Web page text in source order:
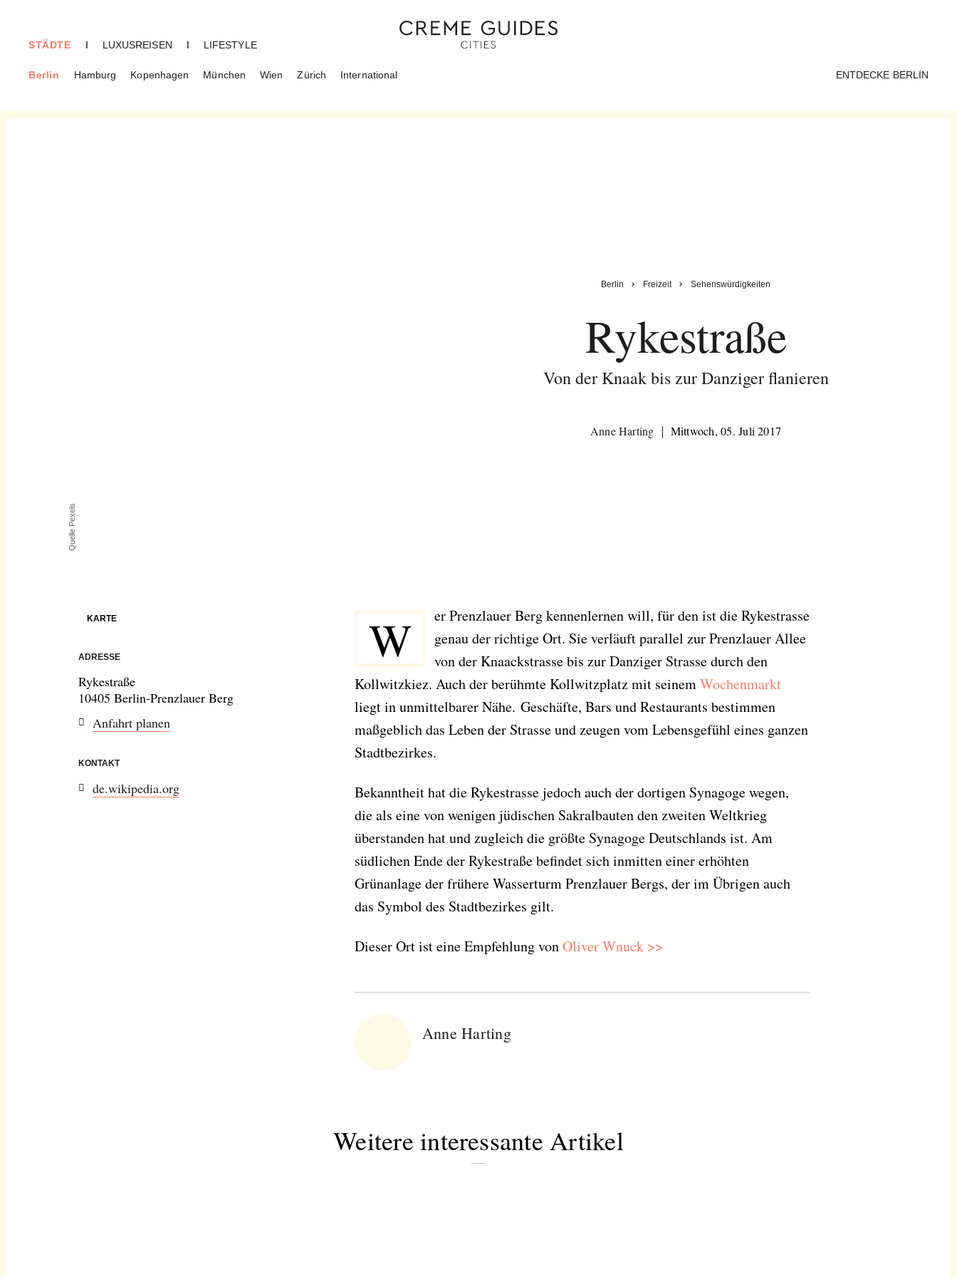
STÄDTE
Berlin Hamburg Kopenhagen München Wien Zürich International
I LUXUSREISEN I LIFESTYLE
ENTDECKE BERLIN
Berlin Freizeit Sehenswürdigkeiten
Rykestraße
Von der Knaak bis zur Danziger flanieren
Anne Harting Mittwoch, 05. Juli 2017
Quelle Pexels
KARTE
ADRESSE
Rykestraße
10405 Berlin-Prenzlauer Berg
Anfahrt planen
KONTAKT
de.wikipedia.org
W
er Prenzlauer Berg kennenlernen will, für den ist die Rykestrasse
genau der richtige Ort. Sie verläuft parallel zur Prenzlauer Allee
von der Knaackstrasse bis zur Danziger Strasse durch den
Kollwitzkiez. Auch der berühmte Kollwitzplatz mit seinemWochenmarkt
liegt in unmittelbarer Nähe. Geschäfte, Bars und Restaurants bestimmen
maßgeblich das Leben der Strasse und zeugen vom Lebensgefühl eines ganzen
Stadtbezirkes.
Bekanntheit hat die Rykestrasse jedoch auch der dortigen Synagoge wegen,
die als eine von wenigen jüdischen Sakralbauten den zweiten Weltkrieg
überstanden hat und zugleich die größte Synagoge Deutschlands ist. Am
südlichen Ende der Rykestraße befindet sich inmitten einer erhöhten
Grünanlage der frühere Wasserturm Prenzlauer Bergs, der im Übrigen auch
das Symbol des Stadtbezirkes gilt.
Dieser Ort ist eine Empfehlung vonOliver Wnuck >>
Anne Harting
Weitere interessante Artikel